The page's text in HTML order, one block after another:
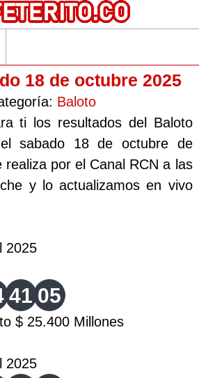
18 de octubre 2025
Baloto
ti los resultados del Baloto
sabado 18 de octubre de
realiza por el Canal RCN a las
y lo actualizamos en vivo
2025
41 05
$ 25.400 Millones
2025